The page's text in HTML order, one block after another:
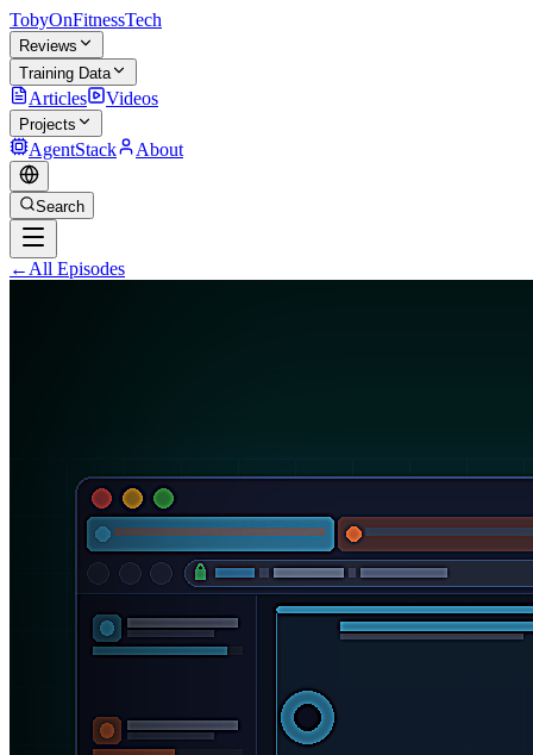
TobyOnFitnessTech
Reviews
Training Data
Articles Videos
Projects
AgentStack About
Search
← All Episodes